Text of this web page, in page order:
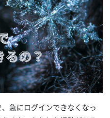
急にログインできなくなっ